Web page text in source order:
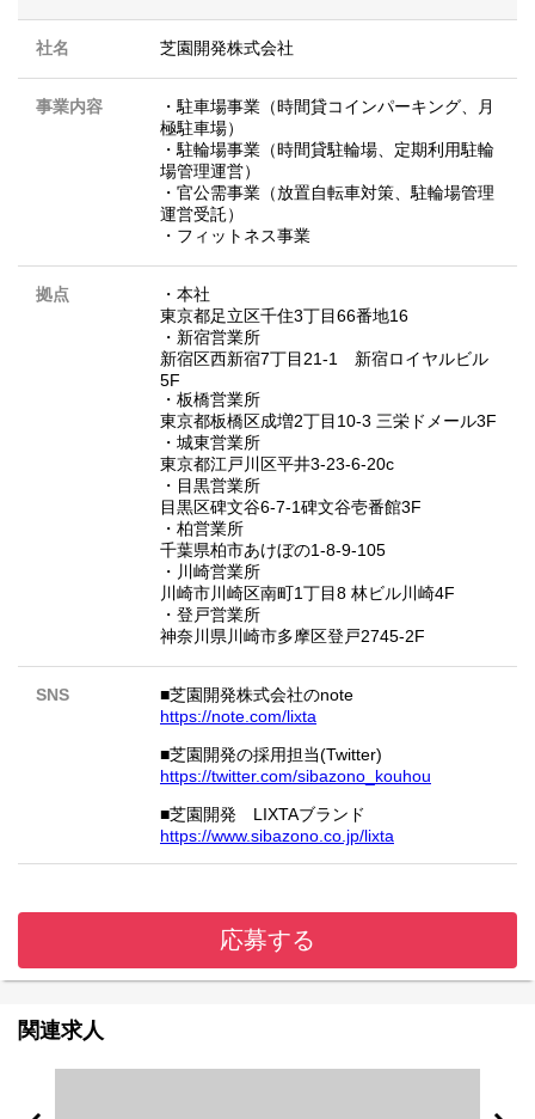
社名 芝園開発株式会社
事業内容
・駐車場事業（時間貸コインパーキング、月
極駐車場）
・駐輪場事業（時間貸駐輪場、定期利用駐輪
場管理運営）
・官公需事業（放置自転車対策、駐輪場管理
運営受託）
・フィットネス事業
拠点
・本社
東京都足立区千住3丁目66番地16
・新宿営業所
新宿区西新宿7丁目21-1 新宿ロイヤルビル
5F
・板橋営業所
東京都板橋区成増2丁目10-3 三栄ドメール3F
・城東営業所
東京都江戸川区平井3-23-6-20c
・目黒営業所
目黒区碑文谷6-7-1碑文谷壱番館3F
・柏営業所
千葉県柏市あけぼの1-8-9-105
・川崎営業所
川崎市川崎区南町1丁目8 林ビル川崎4F
・登戸営業所
神奈川県川崎市多摩区登戸2745-2F
SNS
■芝園開発株式会社のnote
https://note.com/lixta
■芝園開発の採用担当(Twitter)
https://twitter.com/sibazono_kouhou
■芝園開発 LIXTAブランド
https://www.sibazono.co.jp/lixta
応募する
関連求人